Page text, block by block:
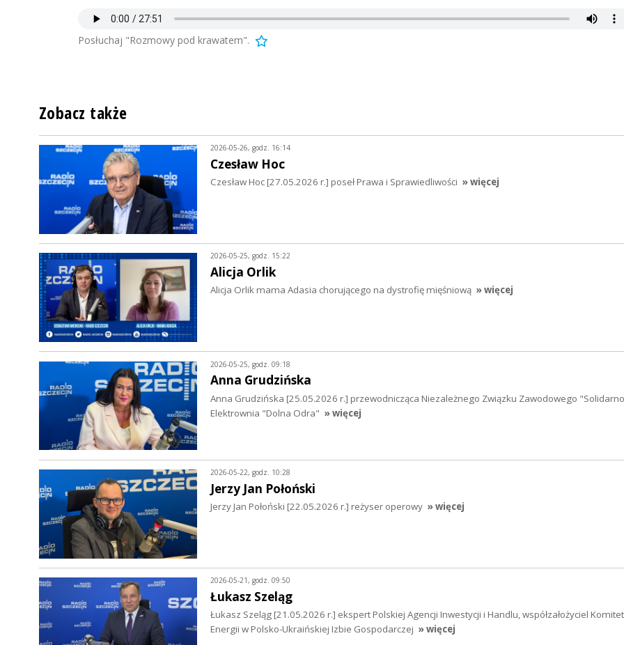
Posłuchaj "Rozmowy pod krawatem".
Zobacz także
2026-05-26, godz. 16:14
Czesław Hoc
Czesław Hoc [27.05.2026 r.] poseł Prawa i Sprawiedliwości » więcej
2026-05-25, godz. 15:22
Alicja Orlik
Alicja Orlik mama Adasia chorującego na dystrofię mięśniową » więcej
2026-05-25, godz. 09:18
Anna Grudzińska
Anna Grudzińska [25.05.2026 r.] przewodnicząca Niezależnego Związku Zawodowego
Elektrownia "Dolna Odra" » więcej
2026-05-22, godz. 10:28
Jerzy Jan Połoński
Jerzy Jan Połoński [22.05.2026 r.] reżyser operowy » więcej
2026-05-21, godz. 09:50
Łukasz Szeląg
Łukasz Szeląg [21.05.2026 r.] ekspert Polskiej Agencji Inwestycji i Handlu, współzałożyciel
Energii w Polsko-Ukraińskiej Izbie Gospodarczej » więcej